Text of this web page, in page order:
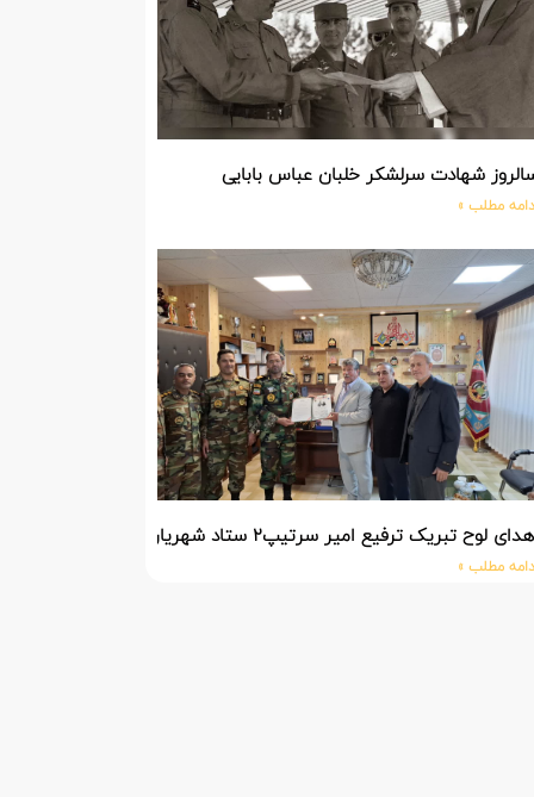
شهادت سرلشکر خلبان عباس بابایی
مطلب »
لوح تبریک ترفیع امیر سرتیپ۲ ستاد شهریار پورفضلی فرمانده تیپ ۳۶۴ شهید نصیرزاده نزاجا مستقر در مهاباد
مطلب »